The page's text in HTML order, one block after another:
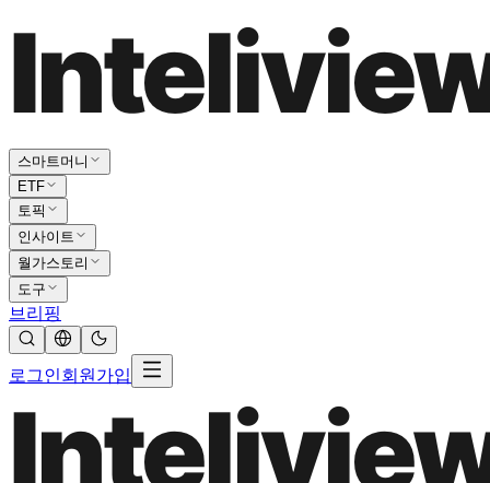
스마트머니
ETF
토픽
인사이트
월가스토리
도구
브리핑
로그인회원가입